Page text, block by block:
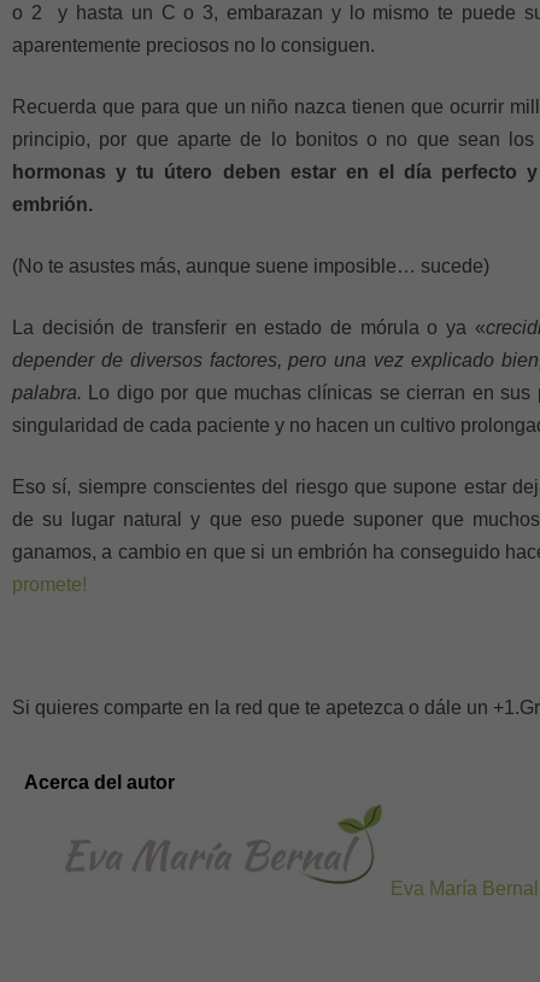
o 2 y hasta un C o 3, embarazan y lo mismo te puede
aparentemente preciosos no lo consiguen.
Recuerda que para que un niño nazca tienen que ocurrir
principio, por que aparte de lo bonitos o no que sean
hormonas y tu útero deben estar en el día perfecto
embrión.
(No te asustes más, aunque suene imposible… sucede)
La decisión de transferir en estado de mórula o ya «
depender de diversos factores, pero una vez explicado
palabra.
Lo digo por que muchas clínicas se cierran en
singularidad de cada paciente y no hacen un cultivo
Eso sí, siempre conscientes del riesgo que supone estar
de su lugar natural y que eso puede suponer que
ganamos, a cambio en que si un embrión ha conseguido
promete!
Si quieres comparte en la red que te apetezca o dále un
Acerca del autor
Eva María Bernal